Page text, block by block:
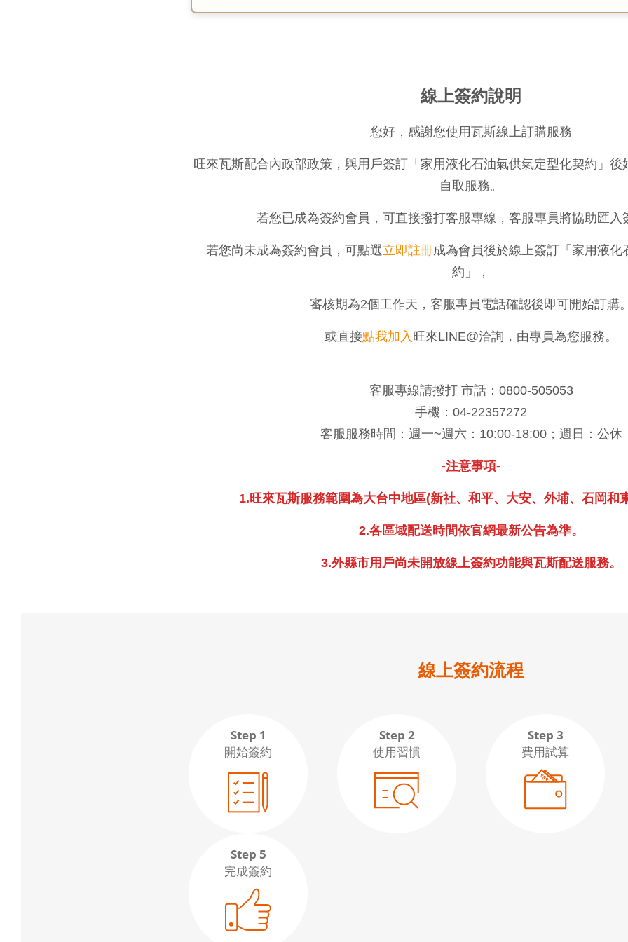
線上簽約說明
您好，感謝您使用瓦斯線上訂購服務
旺來瓦斯配合內政部政策，與用戶簽訂「家用液化石油氣供氣定型化契約」後
自取服務。
若您已成為簽約會員，可直接撥打客服專線，客服專員將協助匯入
若您尚未成為簽約會員，可點選立即註冊成為會員後於線上簽訂「家用液化
約」，
審核期為2個工作天，客服專員電話確認後即可開始訂購。
或直接點我加入 旺來LINE@洽詢，由專員為您服務。
客服專線請撥打 市話：0800-505053
手機：04-22357272
客服服務時間：週一~週六：10:00-18:00；週日：公休
-注意事項-
1.旺來瓦斯服務範圍為大台中地區(新社、和平、大安、外埔、石岡和
2.各區域配送時間依官網最新公告為準。
3.外縣市用戶尚未開放線上簽約功能與瓦斯配送服務。
線上簽約流程
Step 1
開始簽約
Step 2
使用習慣
Step 3
費用試算
Step 5
完成簽約